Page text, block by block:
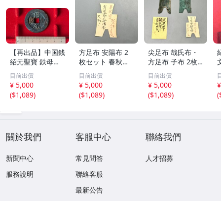
【再出品】中国銭
紹元聖寶 鉄母
銭？
目前出價
¥ 5,000
($1,089)
方足布 安陽布 2
枚セット 春秋戦
国時代 中国古代
銭貨 布貨 布幣 銅
銭 古銭 コレクシ
ョン 貨幣
目前出價
¥ 5,000
($1,089)
尖足布 哉氏布・
方足布 子布 2枚
セット 中国戦国
古銭 布幣 古銭 貨
布 貨幣
目前出價
¥ 5,000
($1,089)
(
關於我們
新聞中心
服務說明
客服中心
常見問答
聯絡客服
最新公告
聯絡我們
人才招募